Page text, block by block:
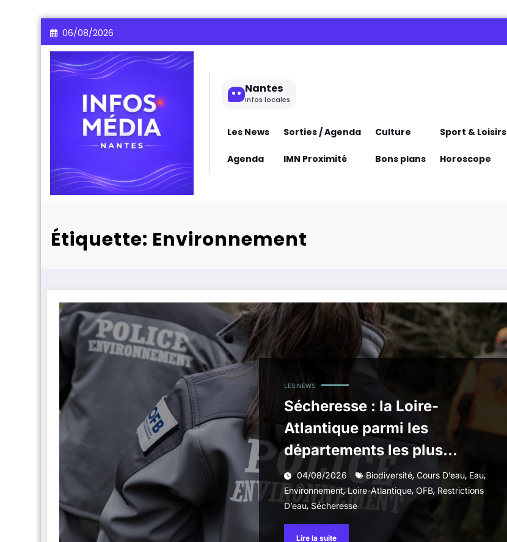
Aller
au
contenu
06/08/2026
Nantes
Infos locales
Les News Sorties / Agenda Culture Sport & Loisirs
Agenda IMN Proximité Bons plans Horoscope
Étiquette: Environnement
LES NEWS
Sécheresse : la Loire-
Atlantique parmi les
départements les plus
touchés, alerte l’Office
français de la biodiversité
04/08/2026 Biodiversité, Cours D’eau, Eau,
Environnement,Loire-Atlantique, OFB, Restrictions
D’eau, Sécheresse
Lire la suite